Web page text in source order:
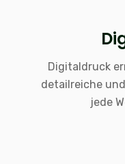
Digitaldruck
detailreiche
jede